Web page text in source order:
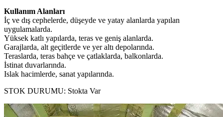
Kullanım Alanları
İç ve dış cephelerde, düşeyde ve yatay alanlarda yapılan
uygulamalarda.
Yüksek katlı yapılarda, teras ve geniş alanlarda.
Garajlarda, alt geçitlerde ve yer altı depolarında.
Teraslarda, teras bahçe ve çatlaklarda, balkonlarda.
İstinat duvarlarında.
Islak hacimlerde, sanat yapılarında.
STOK DURUMU: Stokta Var